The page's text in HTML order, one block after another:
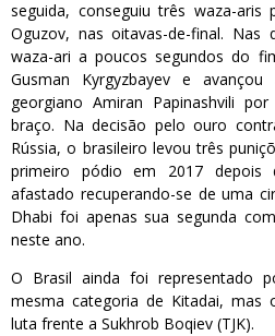
seguida, conseguiu três waza-
Oguzov, nas oitavas-de-final. Nas
waza-ari a poucos segundos do
Gusman Kyrgyzbayev e
georgiano Amiran Papinashvili
braço. Na decisão pelo ouro
Rússia, o brasileiro levou três
primeiro pódio em 2017
afastado recuperando-se de uma
Dhabi foi apenas sua segunda
neste ano.
O Brasil ainda foi representado
mesma categoria de Kitadai, mas
luta frente a Sukhrob Boqiev (TJK).